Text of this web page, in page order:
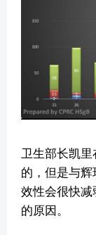
卫生部长凯
的，但是与
效性会很快
的原因。